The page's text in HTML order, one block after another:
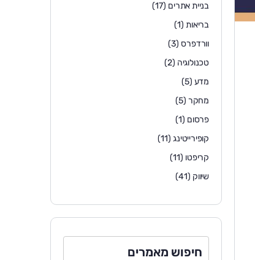
בניית אתרים (17)
בריאות(1)
וורדפרס (3)
טכנולוגיה (2)
מדע (5)
מחקר (5)
פרסום (1)
קופירייטינג(11)
קריפטו (11)
שיווק (41)
חיפוש מאמרים